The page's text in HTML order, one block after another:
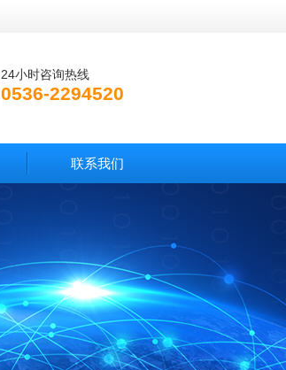
24小时咨询热线
0536-2294520
联系我们